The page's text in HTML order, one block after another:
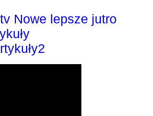
Nowe lepsze jutro